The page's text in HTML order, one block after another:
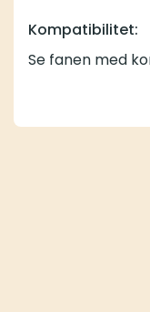
Kompatibilitet:
Se fanen med